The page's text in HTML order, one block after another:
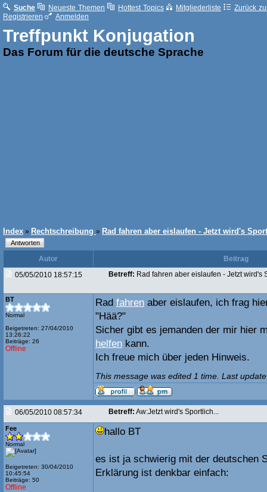
Suche Neueste Themen Hottest Topics Mitgliederliste
Zurück
Registrieren
Anmelden
Treffpunkt Konjugation
Das Forum für die deutsche Sprache
Index » Rechtschreibung » Rad fahren aber eislaufen - Jetzt wird's
Autor
Beitrag
05/05/2010 18:57:15
Betreff: Rad fahren aber eislaufen - Jetzt wird's
BT
Normal
Beigetreten: 27/04/2010
13:26:22
Beiträge: 26
Offline
Rad fahren aber eislaufen, ich frag
"Hää?"
Sicher gibt es jemanden der mir hier
helfen kann.
Ich freue mich über jeden Hinweis.
This message was edited 1 time. Last
06/05/2010 08:57:34 Betreff: Aw:Jetzt wird's Sportlich...
Fee
Normal
Beigetreten: 30/04/2010
10:45:54
Beiträge: 50
Offline
hallo BT
es ist ja schwierig mit der deutschen
Erklärung ist denkbar einfach: